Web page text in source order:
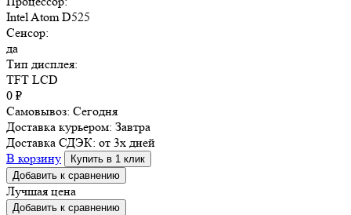
Intel Atom D525
Сенсор:
да
Тип дисплея:
TFT LCD
0 ₽
Самовывоз: Сегодня
Доставка курьером: Завтра
Доставка СДЭК: от 3х дней
В корзину
Купить в 1 клик
Добавить к сравнению
Лучшая цена
Добавить к сравнению